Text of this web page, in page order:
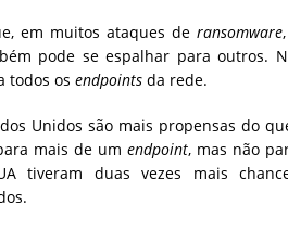
em muitos ataques deransomware
pode se espalhar para outros.
todos os endpoints da rede.
Unidos são mais propensas do
mais de umendpoint, mas não
tiveram duas vezes mais